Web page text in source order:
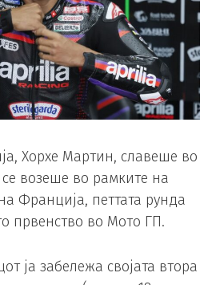
Хорхе Мартин, славеше во
возеше во рамките на
Франција, петтата рунда
првенство во Мото ГП.
ја забележа својата втора